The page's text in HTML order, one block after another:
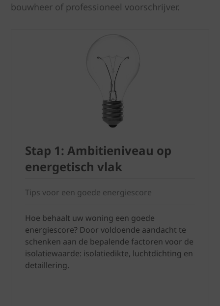
bouwheer of professioneel voorschrijver.
Stap 1: Ambitieniveau op
energetisch vlak
Tips voor een goede energiescore
Hoe behaalt uw woning een goede
energiescore? Door voldoende aandacht te
schenken aan de bepalende factoren voor de
isolatiewaarde: isolatiedikte, luchtdichting en
detaillering.